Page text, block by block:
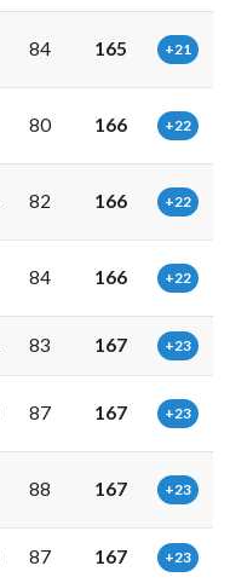
84 165 +21
80 166 +22
82 166 +22
84 166 +22
83 167 +23
87 167 +23
88 167 +23
87 167 +23